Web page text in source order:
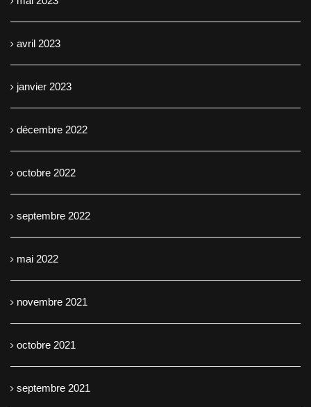
avril 2023
janvier 2023
décembre 2022
octobre 2022
septembre 2022
mai 2022
novembre 2021
octobre 2021
septembre 2021